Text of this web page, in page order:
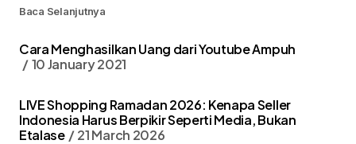
Baca Selanjutnya
Cara Menghasilkan Uang dari Youtube Ampuh
10 January 2021
LIVE Shopping Ramadan 2026: Kenapa Seller
Indonesia Harus Berpikir Seperti Media, Bukan
Etalase
21 March 2026